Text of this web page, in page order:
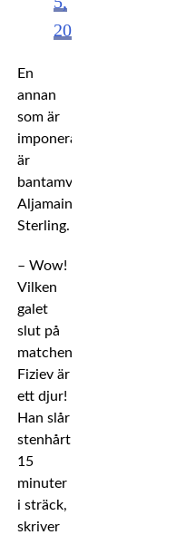
2021
En
annan
som är
imponerad
är
bantamviktsmästaren
Aljamain
Sterling.
– Wow!
Vilken
galet
slut på
matchen.
Fiziev är
ett djur!
Han slår
stenhårt
15
minuter
i sträck,
skriver